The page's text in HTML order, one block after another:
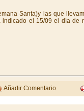
Santa)y las que
el 15/09 el día de
Añadir Comentario